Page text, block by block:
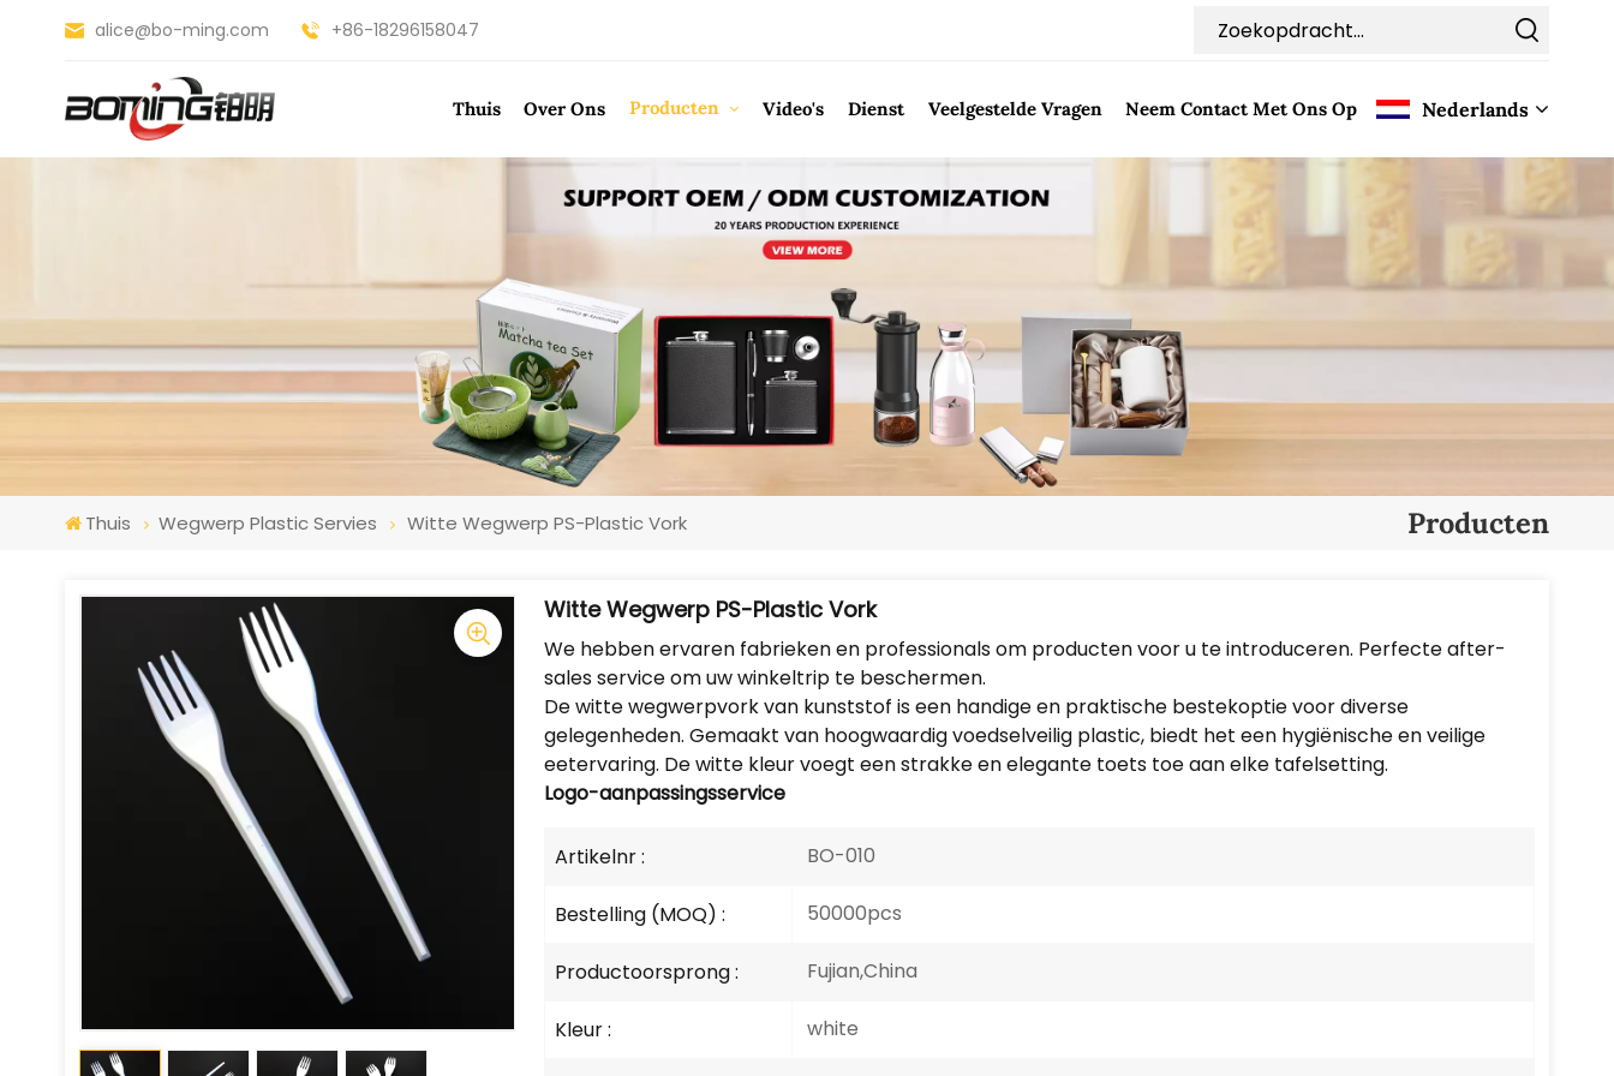
alice@bo-ming.com +86-18296158047
Thuis Over Ons Producten Video's Dienst Veelgestelde Vragen Neem Contact Met Ons Op Nederlands
English
Français
Español
Türkçe
Thuis Wegwerp Plastic Servies Witte Wegwerp PS-Plastic Vork Producten
Witte Wegwerp PS-Plastic Vork
We hebben ervaren fabrieken en professionals om producten voor u te introduceren. Perfecte after-
sales service om uw winkeltrip te beschermen.
De witte wegwerpvork van kunststof is een handige en praktische bestekoptie voor diverse
gelegenheden. Gemaakt van hoogwaardig voedselveilig plastic, biedt het een hygiënische en veilige
eetervaring. De witte kleur voegt een strakke en elegante toets toe aan elke tafelsetting.
Logo-aanpassingsservice
Artikelnr : BO-010
Bestelling (MOQ) : 50000pcs
Productoorsprong : Fujian,China
Kleur : white